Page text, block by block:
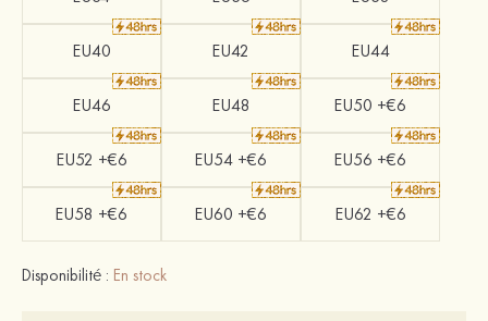
EU40 EU42 EU44
EU46 EU48 EU50 +€6
EU52 +€6 EU54 +€6 EU56 +€6
EU58 +€6 EU60 +€6 EU62 +€6
Disponibilité : En stock